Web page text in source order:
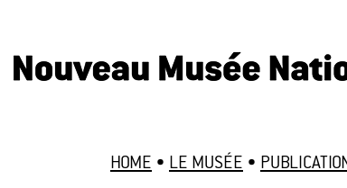
HOME • LE MUSÉE •